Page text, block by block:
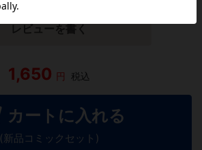
レビューを書く
1,650 円 税込
カートに入れる
(新品コミックセット)